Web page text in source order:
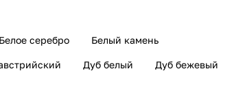
Белое серебро Белый камень
Дуб белый Дуб бежевый